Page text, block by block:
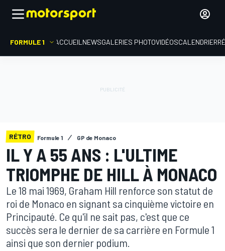
FORMULE 1 ACCUEIL NEWSGALERIES PHOTOVIDÉOSCALENDRIER
RÉTRO Formule 1 GP de Monaco
IL Y A 55 ANS : L'ULTIME
TRIOMPHE DE HILL À MONACO
Le 18 mai 1969, Graham Hill renforce son statut de
roi de Monaco en signant sa cinquième victoire en
Principauté. Ce qu'il ne sait pas, c'est que ce
succès sera le dernier de sa carrière en Formule 1
ainsi que son dernier podium.